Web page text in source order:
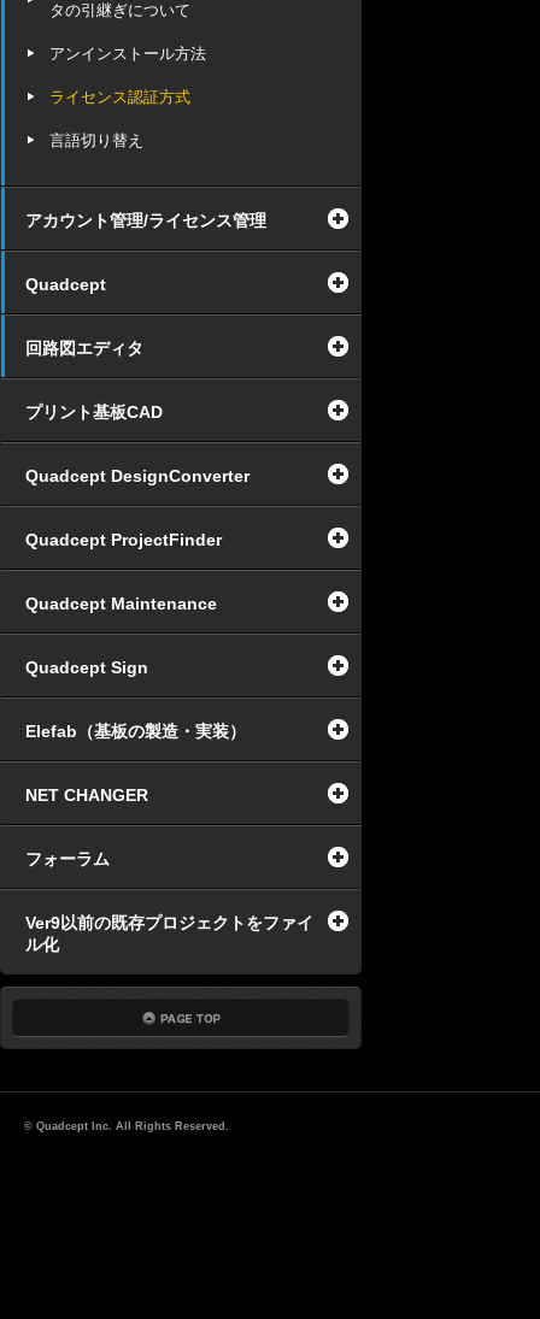
タの引継ぎについて
アンインストール方法
ライセンス認証方式
言語切り替え
アカウント管理/ライセンス管理
Quadcept
回路図エディタ
プリント基板CAD
Quadcept DesignConverter
Quadcept ProjectFinder
Quadcept Maintenance
Quadcept Sign
Elefab（基板の製造・実装）
NET CHANGER
フォーラム
Ver9以前の既存プロジェクトをファイ
ル化
© Quadcept Inc. All Rights Reserved.